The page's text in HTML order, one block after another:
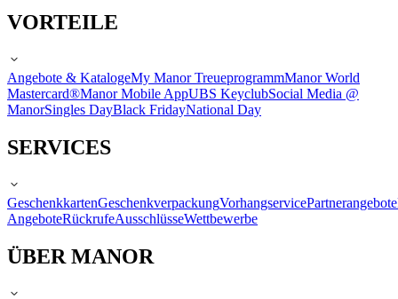
VORTEILE
Angebote & KatalogeMy Manor TreueprogrammManor World
Mastercard®Manor Mobile AppUBS KeyclubSocial Media @
ManorSingles DayBlack FridayNational Day
SERVICES
GeschenkkartenGeschenkverpackungVorhangservicePartnerangebote
AngeboteRückrufeAusschlüsseWettbewerbe
ÜBER MANOR